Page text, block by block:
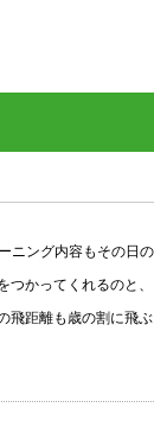
グ内容もその日の体
ってくれるのと、ト
離も歳の割に飛ぶよ